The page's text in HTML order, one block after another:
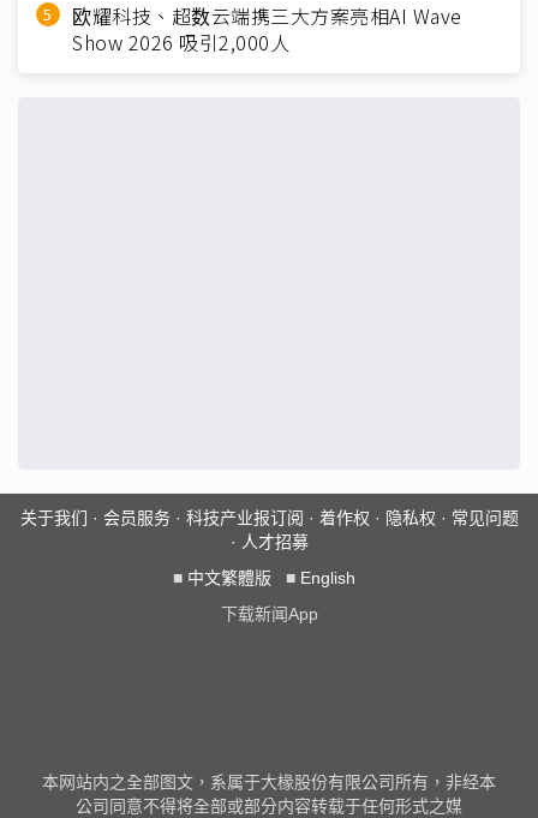
欧耀科技、超数云端携三大方案亮相AI Wave
Show 2026 吸引2,000人
关于我们 · 会员服务· 科技产业报订阅 · 着作权 · 隐私权 · 常见问题
· 人才招募
■ 中文繁體版 ■ English
下载新闻App
本网站内之全部图文，系属于大椽股份有限公司所有，非经本
公司同意不得将全部或部分内容转载于任何形式之媒